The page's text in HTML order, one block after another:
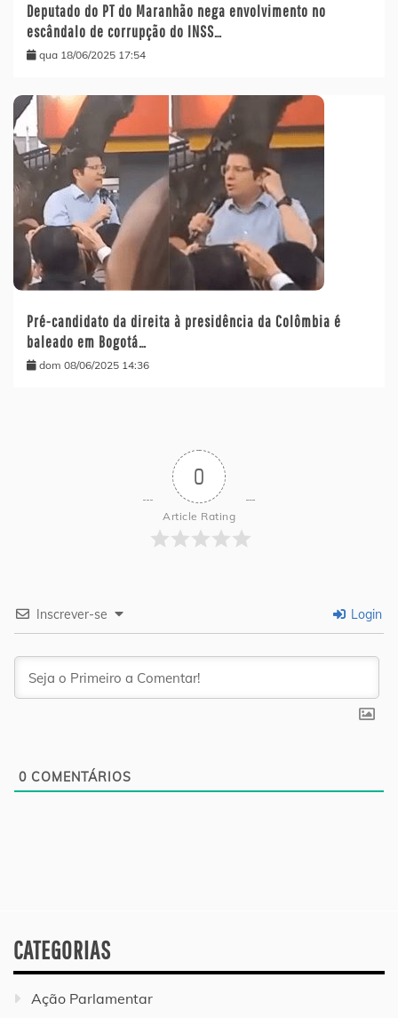
Deputado do PT do Maranhão nega envolvimento no
escândalo de corrupção do INSS…
qua 18/06/2025 17:54
Pré-candidato da direita à presidência da Colômbia é
baleado em Bogotá…
dom 08/06/2025 14:36
0
Article Rating
Inscrever-se Login
0 COMENTÁRIOS
CATEGORIAS
Ação Parlamentar